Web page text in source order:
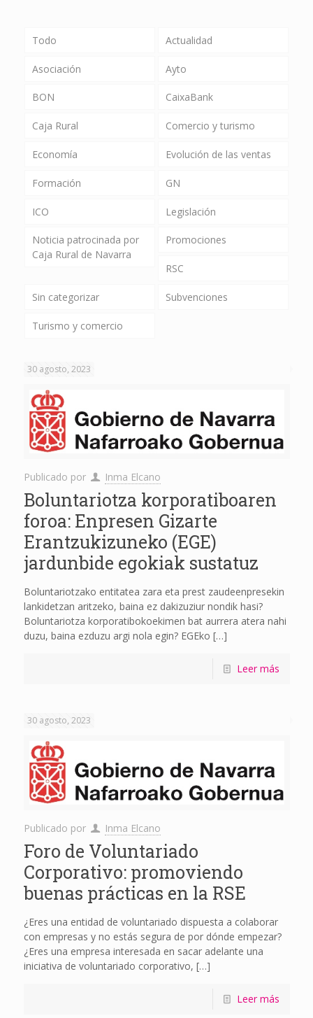
Todo Actualidad
Asociación Ayto
BON CaixaBank
Caja Rural Comercio y turismo
Economía Evolución de las ventas
Formación GN
ICO Legislación
Noticia patrocinada por
Caja Rural de Navarra
Promociones
RSC
Sin categorizar Subvenciones
Turismo y comercio
30 agosto, 2023
Publicado por Inma Elcano
Boluntariotza korporatiboaren
foroa: Enpresen Gizarte
Erantzukizuneko (EGE)
jardunbide egokiak sustatuz
Boluntariotzako entitatea zara eta prest zaudeenpresekin
lankidetzan aritzeko, baina ez dakizuziur nondik hasi?
Boluntariotza korporatibokoekimen bat aurrera atera nahi
duzu, baina ezduzu argi nola egin? EGEko […]
Leer más
30 agosto, 2023
Publicado por Inma Elcano
Foro de Voluntariado
Corporativo: promoviendo
buenas prácticas en la RSE
¿Eres una entidad de voluntariado dispuesta a colaborar
con empresas y no estás segura de por dónde empezar?
¿Eres una empresa interesada en sacar adelante una
iniciativa de voluntariado corporativo, […]
Leer más